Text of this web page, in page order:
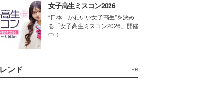
女子高生ミスコン2026
“日本一かわいい女子高生”を決め
る「女子高生ミスコン2026」開催
中！
ンド PR